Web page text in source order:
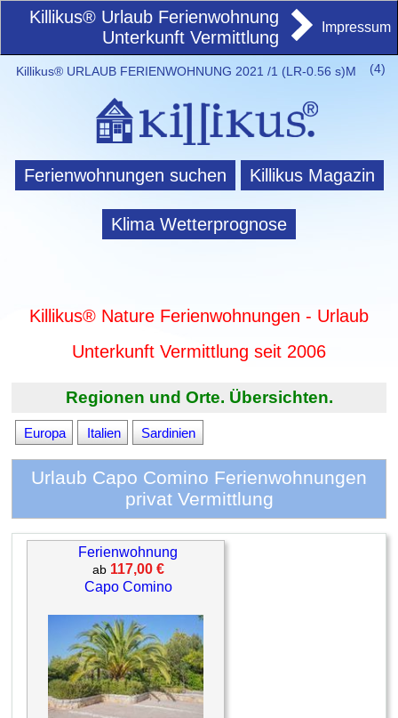
Killikus® Urlaub Ferienwohnung
Unterkunft Vermittlung
Impressum
(4)
Killikus® URLAUB FERIENWOHNUNG 2021 /1 (LR-0.56 s)M
Ferienwohnungen suchen Killikus Magazin
Klima Wetterprognose
Killikus® Nature Ferienwohnungen - Urlaub
Unterkunft Vermittlung seit 2006
Regionen und Orte. Übersichten.
Europa Italien Sardinien
Urlaub Capo Comino Ferienwohnungen
privat Vermittlung
Ferienwohnung
ab 117,00 €
Capo Comino